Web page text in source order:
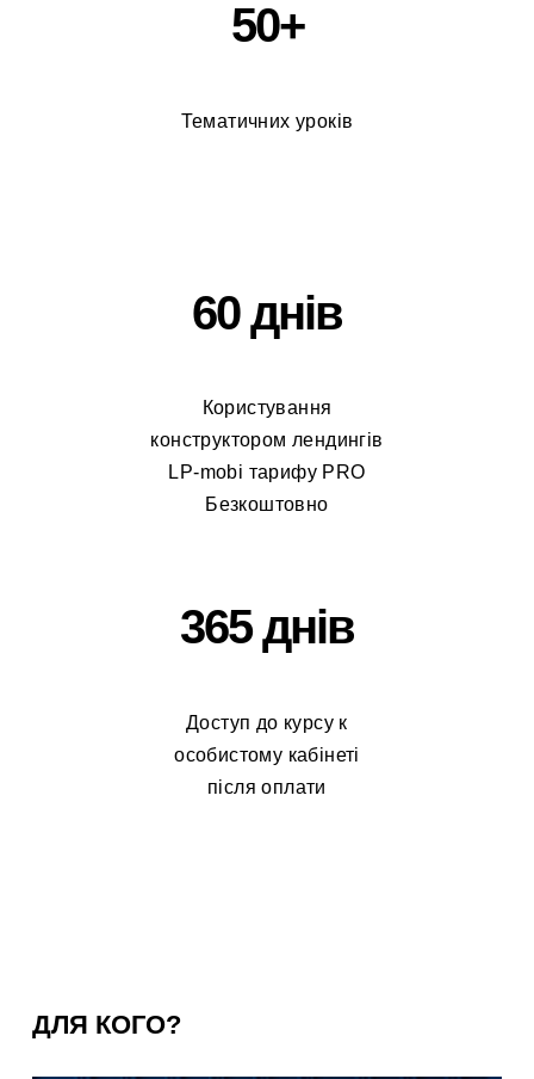
50+
Тематичних уроків
60 днів
Користування
конструктором лендингів
LP-mobi тарифу PRO
Безкоштовно
365 днів
Доступ до курсу к
особистому кабінеті
після оплати
ДЛЯ КОГО?